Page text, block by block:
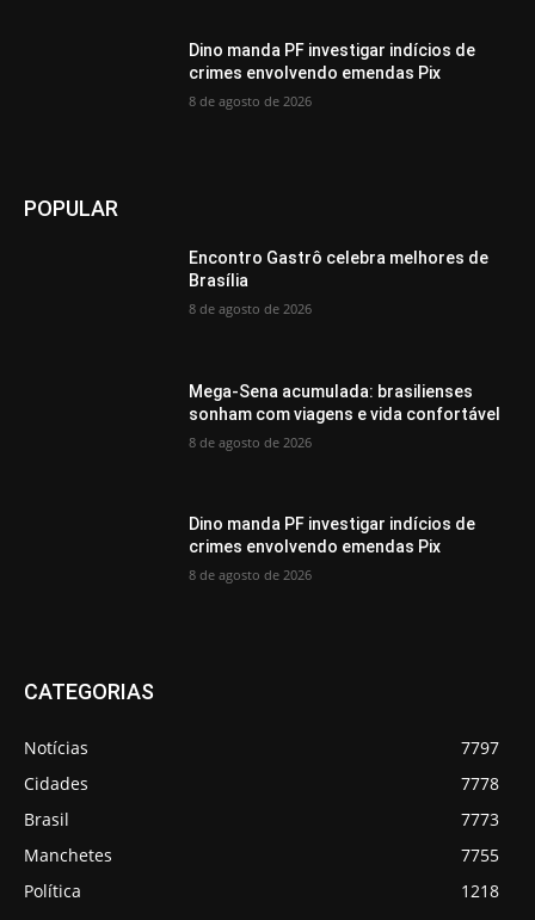
Dino manda PF investigar indícios de
crimes envolvendo emendas Pix
8 de agosto de 2026
POPULAR
Encontro Gastrô celebra melhores de
Brasília
8 de agosto de 2026
Mega-Sena acumulada: brasilienses
sonham com viagens e vida confortável
8 de agosto de 2026
Dino manda PF investigar indícios de
crimes envolvendo emendas Pix
8 de agosto de 2026
CATEGORIAS
Notícias
7797
Cidades
7778
Brasil
7773
Manchetes
7755
Política
1218